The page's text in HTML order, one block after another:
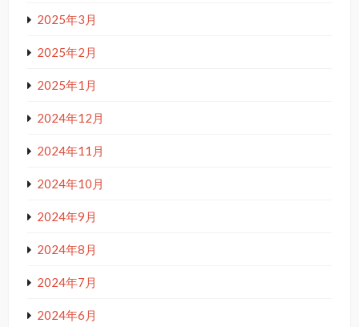
2025年3月
2025年2月
2025年1月
2024年12月
2024年11月
2024年10月
2024年9月
2024年8月
2024年7月
2024年6月